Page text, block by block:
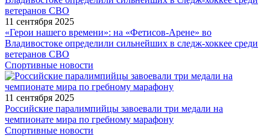
11 сентября 2025
«Герои нашего времени»: на «Фетисов-Арене» во
Владивостоке определили сильнейших в следж-хоккее среди
ветеранов СВО
Спортивные новости
11 сентября 2025
Российские паралимпийцы завоевали три медали на
чемпионате мира по гребному марафону
Спортивные новости